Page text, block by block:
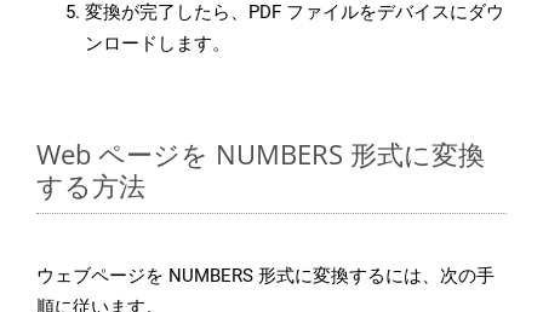
変換が完了したら、PDF ファイルをデバイスにダウ
ンロードします。
Web ページを NUMBERS 形式に変換
する方法
ウェブページを NUMBERS 形式に変換するには、次の手
順に従います。